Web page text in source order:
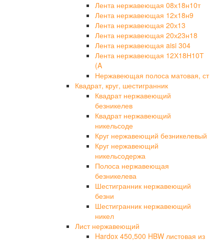
Лента нержавеющая 08х18н10т
Лента нержавеющая 12х18н9
Лента нержавеющая 20х13
Лента нержавеющая 20х23н18
Лента нержавеющая aisi 304
Лента нержавеющая 12Х18Н10Т
(A
Нержавеющая полоса матовая, ст
Квадрат, круг, шестигранник
Квадрат нержавеющий
безникелев
Квадрат нержавеющий
никельсоде
Круг нержавеющий безникелевый
Круг нержавеющий
никельсодержа
Полоса нержавеющая
безникелева
Шестигранник нержавеющий
безни
Шестигранник нержавеющий
никел
Лист нержавеющий
Hardox 450,500 HBW листовая из